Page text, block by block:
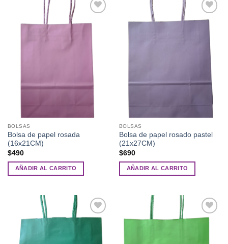
BOLSAS
Bolsa de papel rosada
(16x21CM)
$490
AÑADIR AL CARRITO
Añadir
lista de
deseos
BOLSAS
Bolsa de papel rosado pastel
(21x27CM)
$690
AÑADIR AL CARRITO
Añadir
lista de
deseos